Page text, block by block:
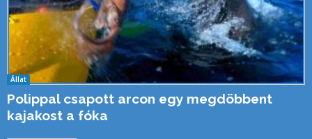
Állat
Polippal csapott arcon egy megdöbbent
kajakost a fóka